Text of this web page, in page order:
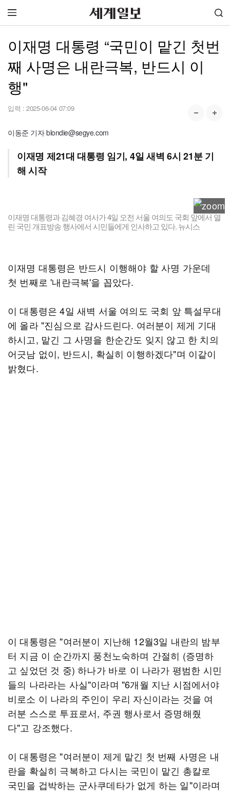
이재명 대통령 “국민이 맡긴 첫번
째 사명은 내란극복, 반드시 이
행"
입력 : 2025-06-04 07:09
이동준 기자 blondie@segye.com
이재명 제21대 대통령 임기, 4일 새벽 6시 21분 기
해 시작
이재명 대통령과 김혜경 여사가 4일 오전 서울 여의도 국회 앞에서 열
린 국민 개표방송 행사에서 시민들에게 인사하고 있다. 뉴시스
이재명 대통령은 반드시 이행해야 할 사명 가운데
첫 번째로 '내란극복'을 꼽았다.
이 대통령은 4일 새벽 서울 여의도 국회 앞 특설무대
에 올라 "진심으로 감사드린다. 여러분이 제게 기대
하시고, 맡긴 그 사명을 한순간도 잊지 않고 한 치의
어긋남 없이, 반드시, 확실히 이행하겠다"며 이같이
밝혔다.
이 대통령은 "여러분이 지난해 12월3일 내란의 밤부
터 지금 이 순간까지 풍천노숙하며 간절히 (증명하
고 싶었던 것 중) 하나가 바로 이 나라가 평범한 시민
들의 나라라는 사실"이라며 "6개월 지난 시점에서야
비로소 이 나라의 주인이 우리 자신이라는 것을 여
러분 스스로 투표로서, 주권 행사로서 증명해줬
다"고 강조했다.
이 대통령은 "여러분이 제게 맡긴 첫 번째 사명은 내
란을 확실히 극복하고 다시는 국민이 맡긴 총칼로
국민을 겁박하는 군사쿠데타가 없게 하는 일"이라며